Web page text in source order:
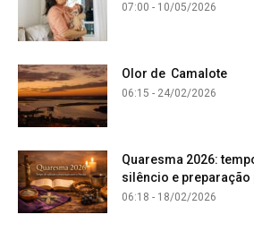
07:00 - 10/05/2026
Olor de Camalote
06:15 - 24/02/2026
Quaresma 2026:
silêncio e preparação
06:18 - 18/02/2026